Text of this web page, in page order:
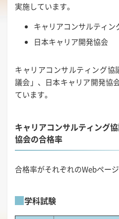
実施しています。
キャリアコンサルティン
日本キャリア開発協会
キャリアコンサルティング
議会」、日本キャリア開発協
ています。
キャリアコンサルティング
協会の合格率
合格率がそれぞれのWebペー
学科試験